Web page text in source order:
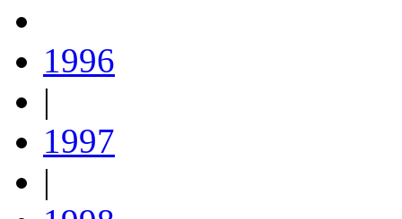
1996
|
1997
|